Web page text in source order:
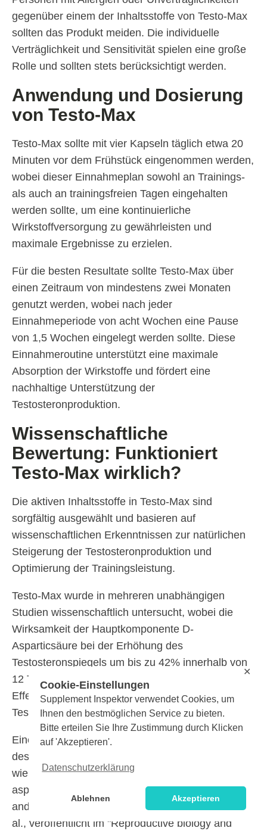
Cookie-Einstellungen
Supplement Inspektor verwendet Cookies, um
Ihnen den bestmöglichen Service zu bieten.
Bitte erteilen Sie Ihre Zustimmung durch Klicken
auf 'Akzeptieren'.
Datenschutzerklärung
Ablehnen Akzeptieren
✕
gegenüber einem der Inhaltsstoffe von Testo-Max
sollten das Produkt meiden. Die individuelle
Verträglichkeit und Sensitivität spielen eine große
Rolle und sollten stets berücksichtigt werden.
Anwendung und Dosierung
von Testo-Max
Testo-Max sollte mit vier Kapseln täglich etwa 20
Minuten vor dem Frühstück eingenommen werden,
wobei dieser Einnahmeplan sowohl an Trainings-
als auch an trainingsfreien Tagen eingehalten
werden sollte, um eine kontinuierliche
Wirkstoffversorgung zu gewährleisten und
maximale Ergebnisse zu erzielen.
Für die besten Resultate sollte Testo-Max über
einen Zeitraum von mindestens zwei Monaten
genutzt werden, wobei nach jeder
Einnahmeperiode von acht Wochen eine Pause
von 1,5 Wochen eingelegt werden sollte. Diese
Einnahmeroutine unterstützt eine maximale
Absorption der Wirkstoffe und fördert eine
nachhaltige Unterstützung der
Testosteronproduktion.
Wissenschaftliche
Bewertung: Funktioniert
Testo-Max wirklich?
Die aktiven Inhaltsstoffe in Testo-Max sind
sorgfältig ausgewählt und basieren auf
wissenschaftlichen Erkenntnissen zur natürlichen
Steigerung der Testosteronproduktion und
Optimierung der Trainingsleistung.
Testo-Max wurde in mehreren unabhängigen
Studien wissenschaftlich untersucht, wobei die
Wirksamkeit der Hauptkomponente D-
Asparticsäure bei der Erhöhung des
Testosteronspiegels um bis zu 42% innerhalb von
12 Tagen nachgewiesen wurde, was die klinische
Effektivität des Produkts bei der natürlichen
Testosteronsteigerung belegt.
Eine Schlüsselkomponente ist D-Asparticsäure,
dessen Testosteron-steigernde Wirkung in Studien
wie "The role and molecular mechanism of D-
aspartic acid in the release and synthesis of LH
and testosterone in humans and rats" von Topo et
al., veröffentlicht im "Reproductive biology and